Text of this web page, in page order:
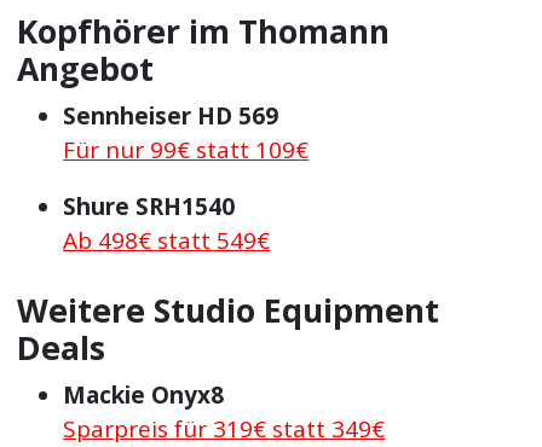
Kopfhörer im Thomann
Angebot
Sennheiser HD 569
Für nur 99€ statt 109€
Shure SRH1540
Ab 498€ statt 549€
Weitere Studio Equipment
Deals
Mackie Onyx8
Sparpreis für 319€ statt 349€